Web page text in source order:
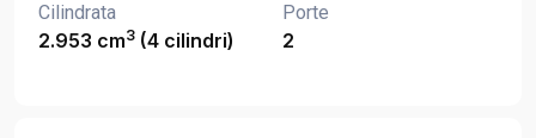
Cilindrata
2.953 cm3 (4 cilindri)
Porte
2